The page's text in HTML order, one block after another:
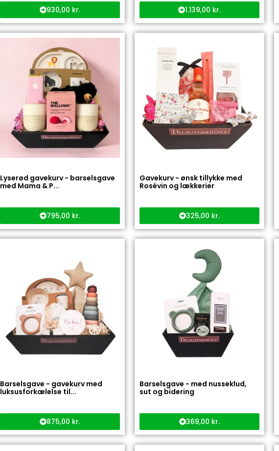
930,00 kr. 1.139,00 kr.
Lyserød gavekurv - barselsgave
med Mama & P...
795,00 kr.
Gavekurv - ønsk tillykke med
Rosévin og lækkerier
325,00 kr.
Barselsgave - gavekurv med
luksusforkælelse til...
875,00 kr.
Barselsgave - med nusseklud,
sut og bidering
369,00 kr.